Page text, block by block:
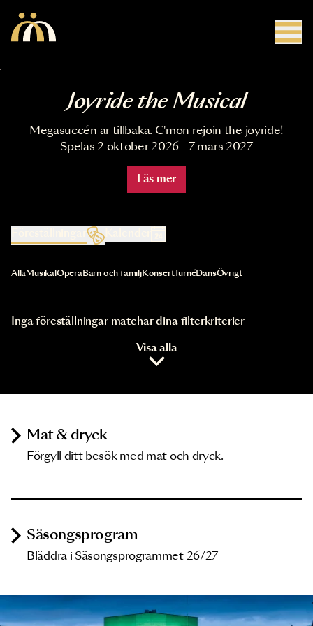
Joyride the Musical
Megasuccén är tillbaka. C'mon rejoin the joyride!
Spelas 2 oktober 2026 - 7 mars 2027
Läs mer
Kalender
Val av kategori uppdaterar innehållet automatiskt
AllaMusikal OperaBarn och familjKonsertTurnéDansÖvrigt
Inga föreställningar matchar dina filterkriterier
Visa alla
Mat & dryck
Förgyll ditt besök med mat och dryck.
Säsongsprogram
Bläddra i Säsongsprogrammet 26/27